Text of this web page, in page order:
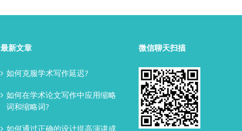
最新文章
如何克服学术写作延迟?
如何在学术论文写作中应用缩略
词和缩略词?
如何通过正确的设计提高演讲成
微信聊天扫描